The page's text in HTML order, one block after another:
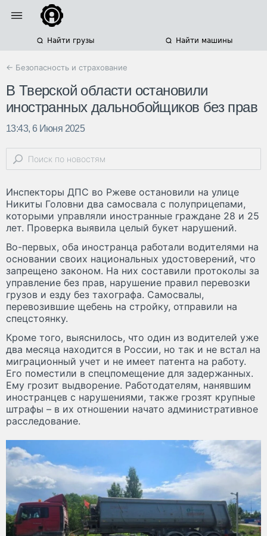
Найти грузы Найти машины
← Безопасность и страхование
В Тверской области остановили
иностранных дальнобойщиков без прав
13:43, 6 Июня 2025
Инспекторы ДПС во Ржеве остановили на улице
Никиты Головни два самосвала с полуприцепами,
которыми управляли иностранные граждане 28 и 25
лет. Проверка выявила целый букет нарушений.
Во-первых, оба иностранца работали водителями на
основании своих национальных удостоверений, что
запрещено законом. На них составили протоколы за
управление без прав, нарушение правил перевозки
грузов и езду без тахографа. Самосвалы,
перевозившие щебень на стройку, отправили на
спецстоянку.
Кроме того, выяснилось, что один из водителей уже
два месяца находится в России, но так и не встал на
миграционный учет и не имеет патента на работу.
Его поместили в спецпомещение для задержанных.
Ему грозит выдворение. Работодателям, нанявшим
иностранцев с нарушениями, также грозят крупные
штрафы – в их отношении начато административное
расследование.